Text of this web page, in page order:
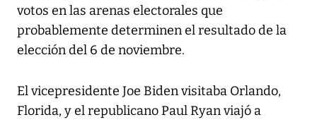
votos en las arenas electorales que
probablemente determinen el resultado de la
elección del 6 de noviembre.
El vicepresidente Joe Biden visitaba Orlando,
Florida, y el republicano Paul Ryan viajó a